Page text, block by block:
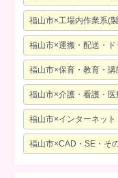
福山市×工場内作業系(
福山市×運搬・配送・
福山市×保育・教育・講
福山市×介護・看護・
福山市×インターネッ
福山市×CAD・SE・そ